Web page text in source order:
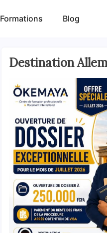
Formations Blog
Destination